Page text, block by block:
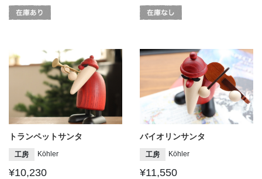
トランペットサンタ
工房 Köhler
¥10,230
バイオリンサンタ
工房 Köhler
¥11,550